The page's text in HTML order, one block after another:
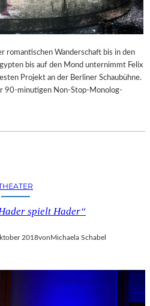
romantischen Wanderschaft bis in den
bis auf den Mond unternimmt Felix
Projekt an der Berliner Schaubühne.
90-minutigen Non-Stop-Monolog-
spielt Hader“
2018von Michaela Schabel